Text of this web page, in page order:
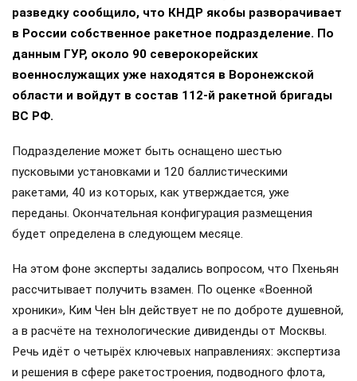
разведку сообщило, что КНДР якобы разворачивает
в России собственное ракетное подразделение. По
данным ГУР, около 90 северокорейских
военнослужащих уже находятся в Воронежской
области и войдут в состав 112-й ракетной бригады
ВС РФ.
Подразделение может быть оснащено шестью
пусковыми установками и 120 баллистическими
ракетами, 40 из которых, как утверждается, уже
переданы. Окончательная конфигурация размещения
будет определена в следующем месяце.
На этом фоне эксперты задались вопросом, что Пхеньян
рассчитывает получить взамен. По оценке «Военной
хроники», Ким Чен Ын действует не по доброте душевной,
а в расчёте на технологические дивиденды от Москвы.
Речь идёт о четырёх ключевых направлениях: экспертиза
и решения в сфере ракетостроения, подводного флота,